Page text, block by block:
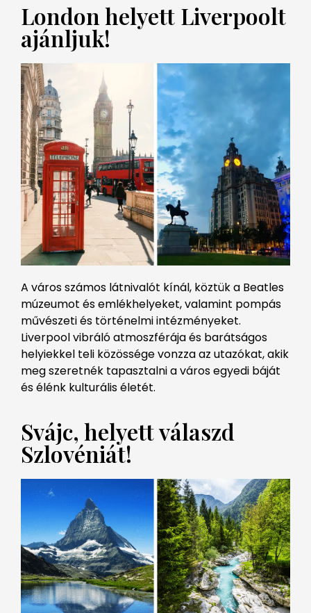
London helyett Liverpoolt
ajánljuk!
A város számos látnivalót kínál, köztük a Beatles
múzeumot és emlékhelyeket, valamint pompás
művészeti és történelmi intézményeket.
Liverpool vibráló atmoszférája és barátságos
helyiekkel teli közössége vonzza az utazókat, akik
meg szeretnék tapasztalni a város egyedi báját
és élénk kulturális életét.
Svájc, helyett válaszd
Szlovéniát!